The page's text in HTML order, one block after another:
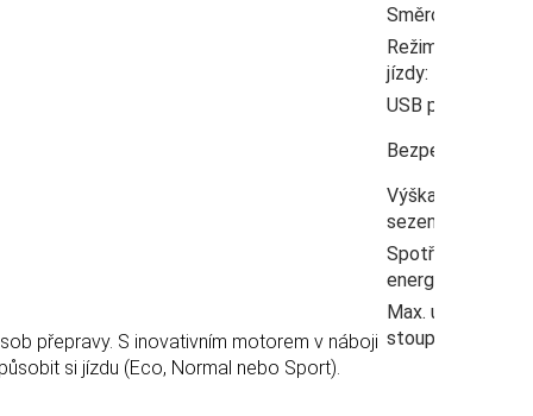
přepravy. S inovativním motorem v náboji
si jízdu (Eco, Normal nebo Sport).
Směrovky
Režimy
jízdy:
USB port
Bezpečnost
Výška
sezení
Spotřeba
energie
Max. úhel
stoupání